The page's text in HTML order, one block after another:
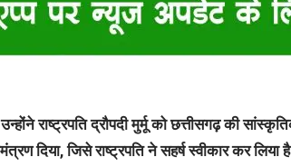
राष्ट्रपति द्रौपदी मुर्मू को छत्तीसगढ़ की
दिया, जिसे राष्ट्रपति ने सहर्ष स्वीकार कर